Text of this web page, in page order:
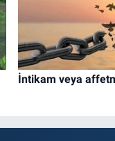
İntikam veya